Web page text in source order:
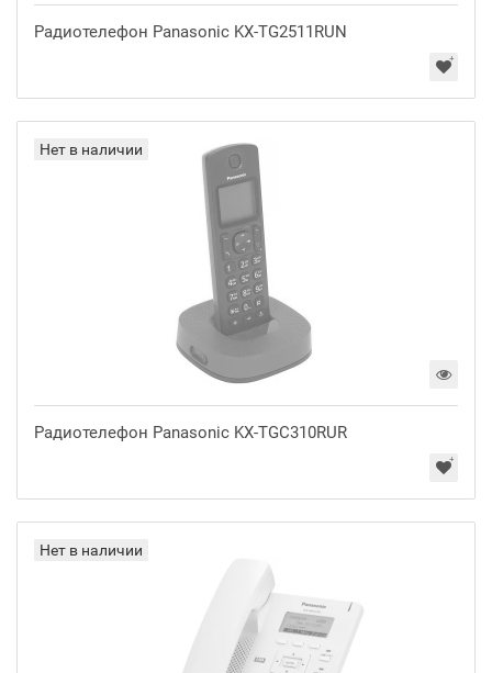
Радиотелефон Panasonic KX-TG2511RUN
Нет в наличии
Радиотелефон Panasonic KX-TGC310RUR
Нет в наличии